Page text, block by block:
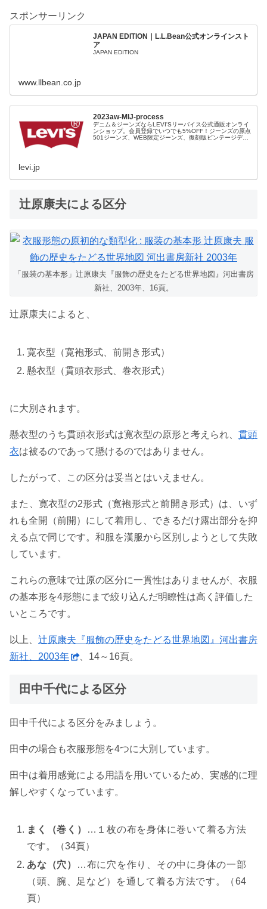
スポンサーリンク
JAPAN EDITION｜L.L.Bean公式オンラインスト
ア
JAPAN EDITION
www.llbean.co.jp
2023aw-MIJ-process
デニム＆ジーンズならLEVI'Sリーバイス公式通販オンライ
ンショップ。会員登録でいつでも5%OFF！ジーンズの原点
501ジーンズ、WEB限定ジーンズ、復刻版ビンテージデニ
levi.jp
辻原康夫による区分
「服装の基本形」辻原康夫『服飾の歴史をたどる世界地図』河出書房
新社、2003年、16頁。
辻原康夫によると、
寛衣型（寛袍形式、前開き形式）
懸衣型（貫頭衣形式、巻衣形式）
に大別されます。
懸衣型のうち貫頭衣形式は寛衣型の原形と考えられ、 貫頭
衣は被るのであって懸けるのではありません。
したがって、この区分は妥当とはいえません。
また、寛衣型の2形式（寛袍形式と前開き形式）は、いず
れも全開（前開）にして着用し、できるだけ露出部分を抑
える点で同じです。和服を漢服から区別しようとして失敗
しています。
これらの意味で辻原の区分に一貫性はありませんが、衣服
の基本形を4形態にまで絞り込んだ明瞭性は高く評価した
いところです。
以上、 辻原康夫『服飾の歴史をたどる世界地図』河出書房
新社、2003年
、14～16頁。
田中千代による区分
田中千代による区分をみましょう。
田中の場合も衣服形態を4つに大別しています。
田中は着用感覚による用語を用いているため、実感的に理
解しやすくなっています。
まく（巻く）
…１枚の布を身体に巻いて着る方法
です。（34頁）
あな（穴）
…布に穴を作り、その中に身体の一部
（頭、腕、足など）を通して着る方法です。（64
頁）